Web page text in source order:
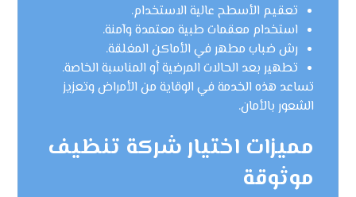
تعقيم الأسطح عالية الاستخدام.
استخدام معقمات طبية معتمدة وآمنة.
رش ضباب مطهر في الأماكن المغلقة.
تطهير بعد الحالات المرضية أو المناسبة الخاصة.
تساعد هذه الخدمة في الوقاية من الأمراض وتعزيز
الشعور بالأمان.
مميزات اختيار شركة تنظيف
موثوقة